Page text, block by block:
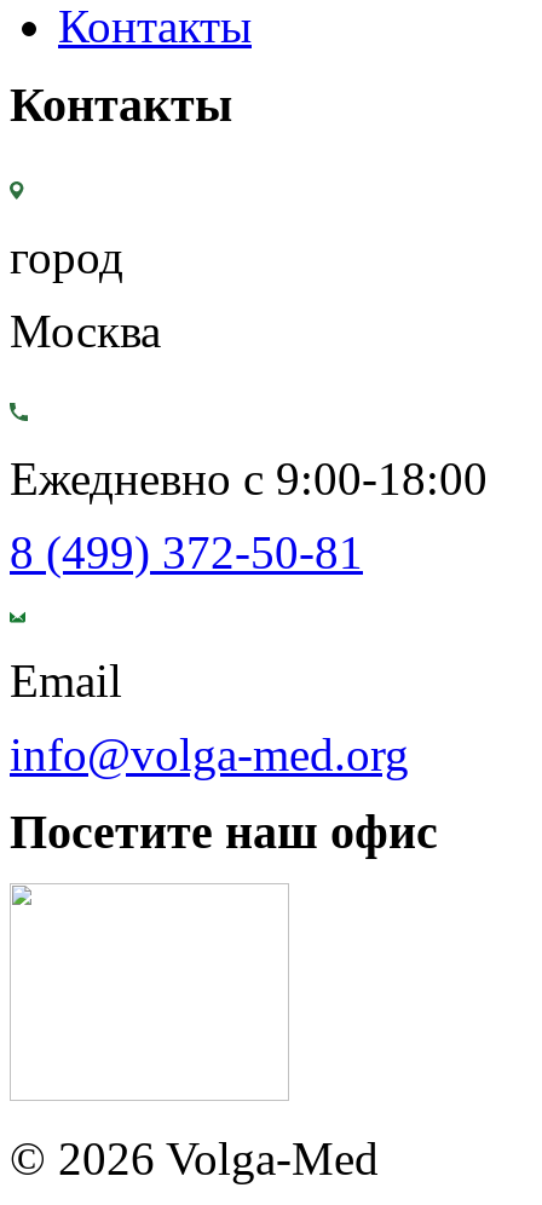
Контакты
Контакты
город
Москва
Ежедневно с 9:00-18:00
8 (499) 372-50-81
Email
info@volga-med.org
Посетите наш офис
© 2026 Volga-Med